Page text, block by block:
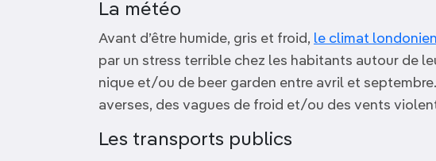
La météo
Avant d’être humide, gris et froid, le climat londonien
par un stress terrible chez les habitants autour de
nique et/ou de beer garden entre avril et
averses, des vagues de froid et/ou des vents
Les transports publics